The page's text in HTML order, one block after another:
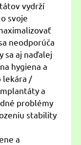
vydrží
svoje
neodporúča
sa aj naďalej
hygiena a
lekára /
a
problémy
stability
a